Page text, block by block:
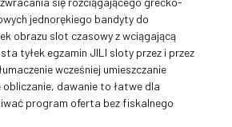
jednorękiego bandyty do
obrazu slot czasowy z wciągającą
tyłek egzamin JILI sloty przez i przez
wcześniej umieszczanie
obliczanie, dawanie to łatwe dla
program oferta bez fiskalnego